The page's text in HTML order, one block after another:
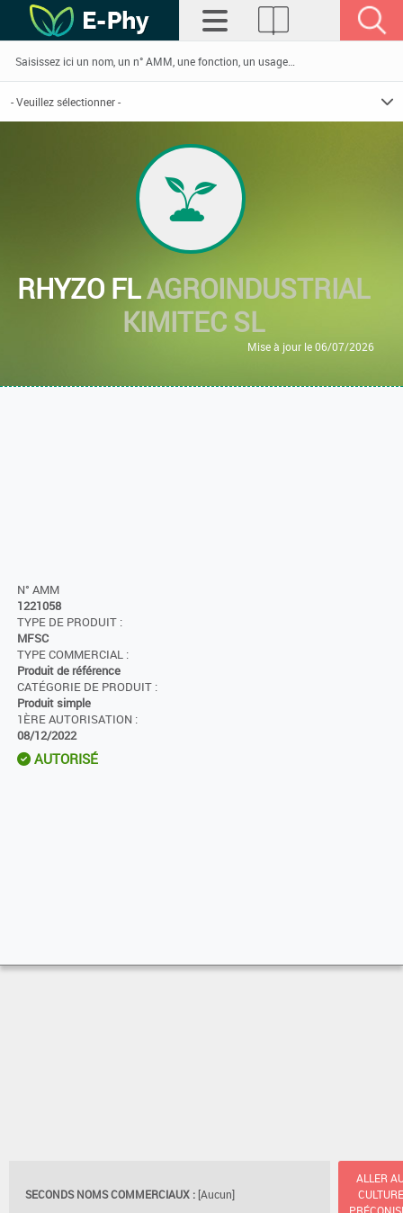
RHYZO FLAGROINDUSTRIAL
KIMITEC SL
Mise à jour le 06/07/2026
N° AMM
1221058
TYPE DE PRODUIT :
MFSC
TYPE COMMERCIAL :
Produit de référence
CATÉGORIE DE PRODUIT :
Produit simple
1ÈRE AUTORISATION :
08/12/2022
AUTORISÉ
SECONDS NOMS COMMERCIAUX : [Aucun]
ALLER